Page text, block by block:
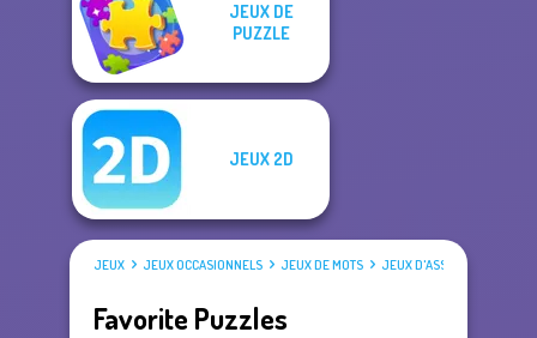
JEUX DE
PUZZLE
JEUX 2D
JEUX JEUX OCCASIONNELS JEUX DE MOTS JEUX D'ASSEMBLAGE
Favorite Puzzles